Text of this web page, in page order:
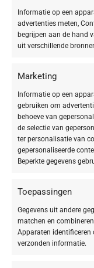
Informatie op een
advertenties meten,
begrijpen aan de hand
uit verschillende
Marketing
Informatie op een
gebruiken om
behoeve van
de selectie van
ter personalisatie van
gepersonaliseerde
Beperkte gegevens
Toepassingen
Gegevens uit andere
matchen en
Apparaten
verzonden informatie.
Gevoelige huid